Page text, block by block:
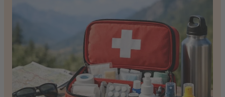
keiner
fehlen